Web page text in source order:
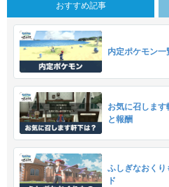
おすすめ記事
内定ポケモン一
お気に召しま
と報酬
ふしぎなおくり
ド